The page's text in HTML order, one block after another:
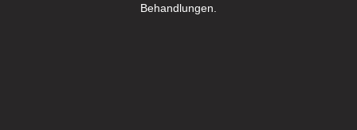
Behandlungen.